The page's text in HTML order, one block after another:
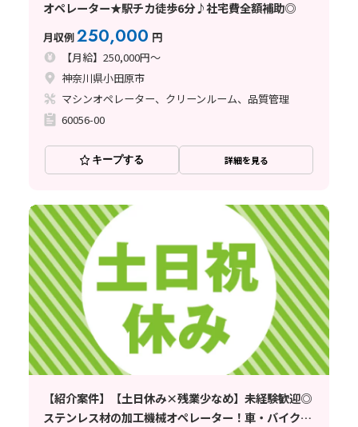
オペレーター★駅チカ徒歩6分♪社宅費全額補助◎
月収例250,000 円
【月給】250,000円～
神奈川県小田原市
マシンオペレーター、クリーンルーム、品質管理
60056-00
キープする 詳細を見る
【紹介案件】【土日休み×残業少なめ】未経験歓迎◎
ステンレス材の加工機械オペレーター！車・バイク通